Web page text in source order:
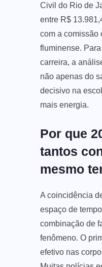
Civil do Rio de
entre R$
com a comissão
fluminense.
carreira, a
não apenas do
decisivo na
mais energia.
Por que
tantos
mesmo
A coincidência
espaço de
combinação de
fenômeno. O
efetivo nas